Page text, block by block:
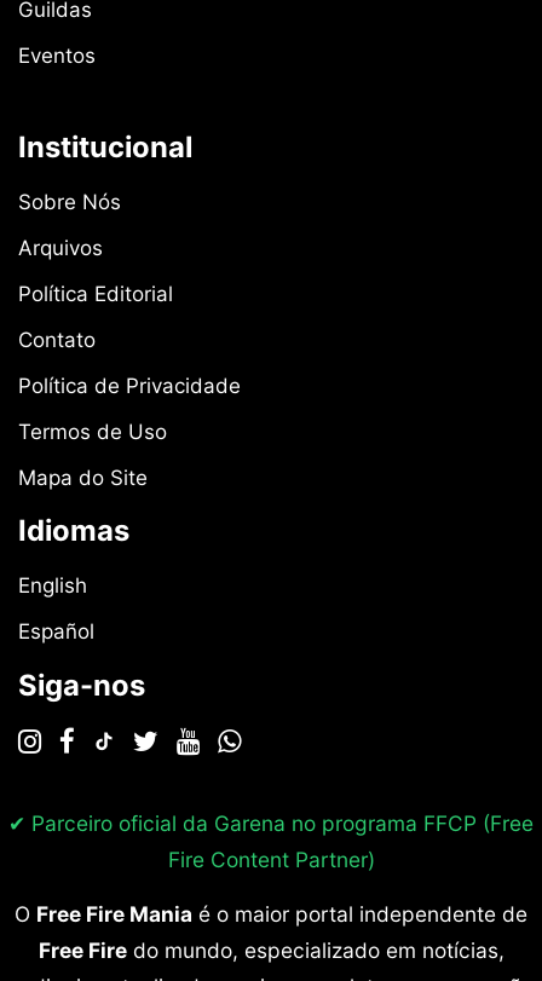
Guildas
Eventos
Institucional
Sobre Nós
Arquivos
Política Editorial
Contato
Política de Privacidade
Termos de Uso
Mapa do Site
Idiomas
English
Español
Siga-nos
✔ Parceiro oficial da Garena no programa FFCP (Free
Fire Content Partner)
O Free Fire Mania é o maior portal independente de
Free Firedo mundo, especializado em notícias,